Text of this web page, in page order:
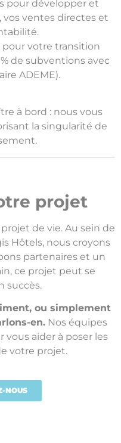
pour développer et
ventes directes et
pour votre transition
de subventions avec
ADEME).
à bord : nous vous
la singularité de
projet
de vie. Au sein de
Hôtels, nous croyons
partenaires et un
ce projet peut se
succès.
ou simplement
en.Nos équipes
aider à poser les
votre projet.
NOUS